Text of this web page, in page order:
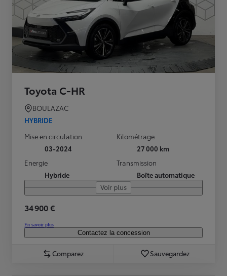
Toyota C-HR
BOULAZAC
HYBRIDE
Mise en circulation
03-2024
Kilométrage
27 000 km
Energie
Hybride
Transmission
Boîte automatique
Voir plus
34 900 €
En savoir plus
Contactez la concession
Comparez Sauvegardez